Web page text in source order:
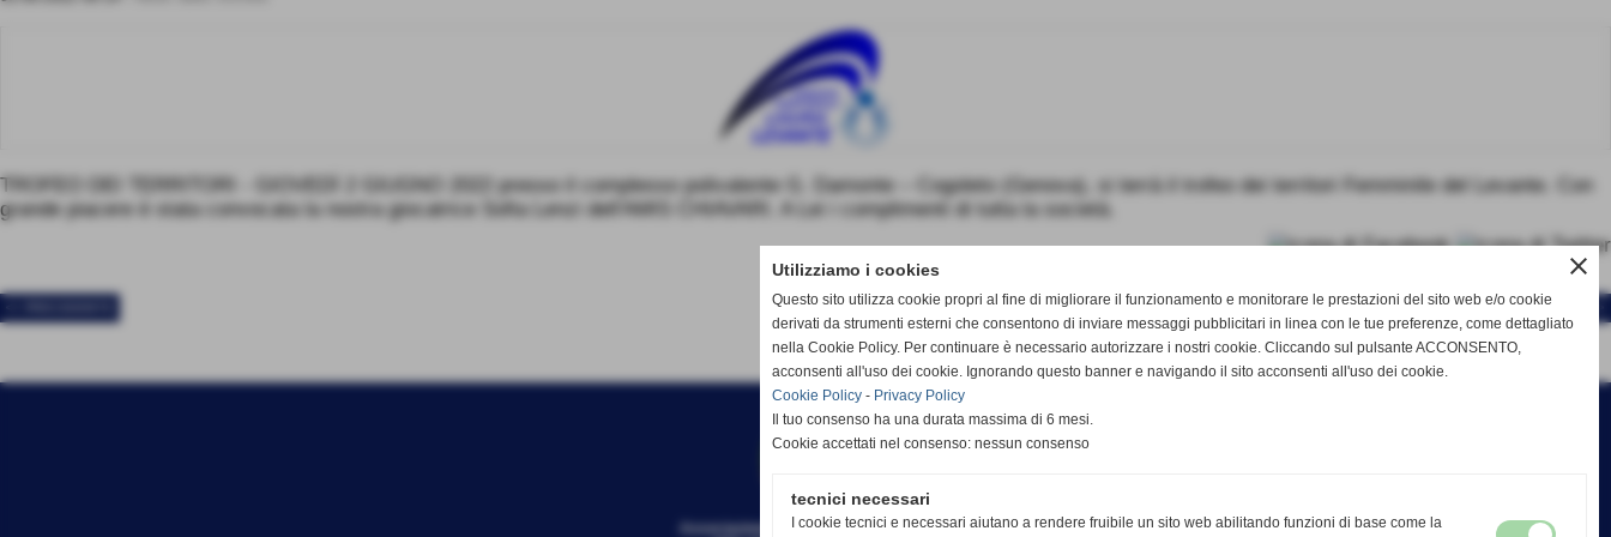
TROFEO DEI TERRITORI - GIOVEDÌ 2 GIUGNO 2022 presso il complesso polivalente G. Damonte – Cogoleto (Genova), si terrà il trofeo dei territori Femminile del Levante. Con
grande piacere è stata convocata la nostra giocatrice Sofia Lenzi dell'AMIS CHIAVARI. A Lei i complimenti di tutta la società.
SUCCESSIVO >>
Associazione Sportiva Dilettantistica
close
Utilizziamo i cookies
Questo sito utilizza cookie propri al fine di migliorare il funzionamento e monitorare le prestazioni del sito web e/o cookie
derivati da strumenti esterni che consentono di inviare messaggi pubblicitari in linea con le tue preferenze, come dettagliato
nella Cookie Policy. Per continuare è necessario autorizzare i nostri cookie. Cliccando sul pulsante ACCONSENTO,
acconsenti all'uso dei cookie. Ignorando questo banner e navigando il sito acconsenti all'uso dei cookie.
Cookie Policy - Privacy Policy
Il tuo consenso ha una durata massima di 6 mesi.
Cookie accettati nel consenso: nessun consenso
tecnici necessari
I cookie tecnici e necessari aiutano a rendere fruibile un sito web abilitando funzioni di base come la